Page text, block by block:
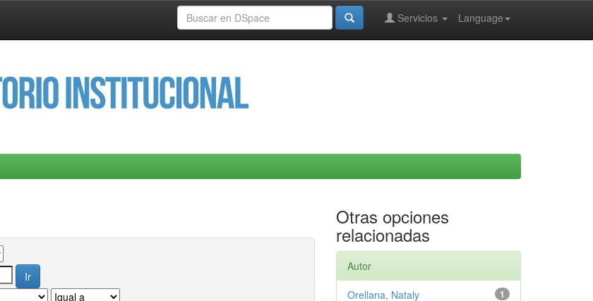
Language
Servicios
Otras opciones
relacionadas
Autor
1
Orellana, Nataly